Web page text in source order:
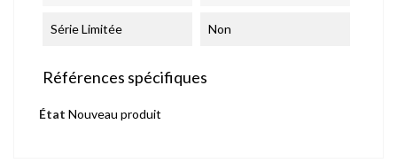
Série Limitée Non
Références spécifiques
État Nouveau produit